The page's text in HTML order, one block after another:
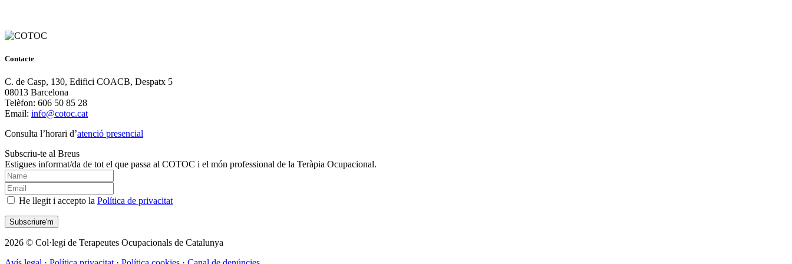
Contacte
C. de Casp, 130, Edifici COACB, Despatx 5
08013 Barcelona
Telèfon: 606 50 85 28
Email: info@cotoc.cat
Consulta l’horari d’atenció presencial
Subscriu-te al Breus
Estigues informat/da de tot el que passa al COTOC i el món professional de la Teràpia Ocupacional.
He llegit i accepto la Política de privacitat
2026 © Col·legi de Terapeutes Ocupacionals de Catalunya